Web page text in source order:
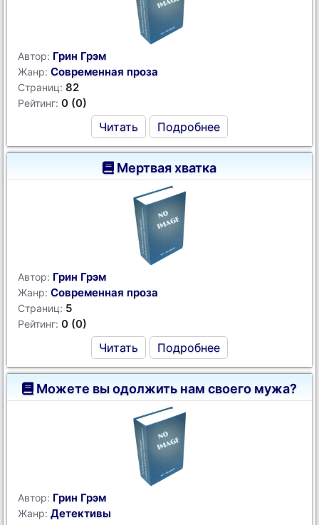
Автор: Грин Грэм
Жанр: Современная проза
Страниц: 82
Рейтинг: 0 (0)
Читать Подробнее
Мертвая хватка
Автор: Грин Грэм
Жанр: Современная проза
Страниц: 5
Рейтинг: 0 (0)
Читать Подробнее
Можете вы одолжить нам своего мужа?
Автор: Грин Грэм
Жанр: Детективы